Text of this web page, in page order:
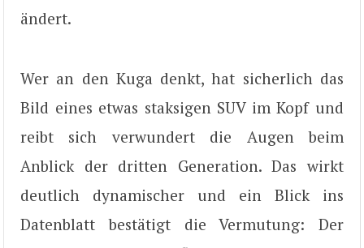
ändert.
Wer an den Kuga denkt, hat sicherlich das
Bild eines etwas staksigen SUV im Kopf und
reibt sich verwundert die Augen beim
Anblick der dritten Generation. Das wirkt
deutlich dynamischer und ein Blick ins
Datenblatt bestätigt die Vermutung: Der